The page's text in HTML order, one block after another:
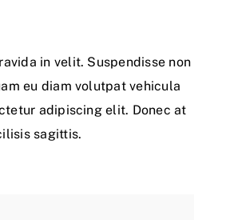
in velit. Suspendisse non
eu diam volutpat vehicula
adipiscing elit. Donec at
sagittis.